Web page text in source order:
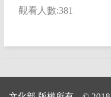
觀看人數:381